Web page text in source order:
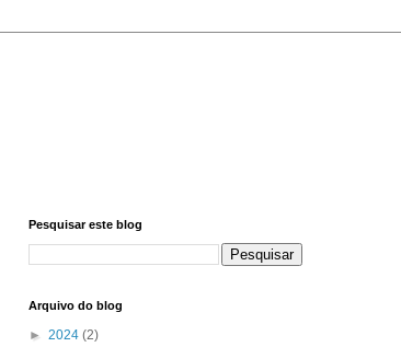
Pesquisar este blog
Arquivo do blog
► 2024 (2)